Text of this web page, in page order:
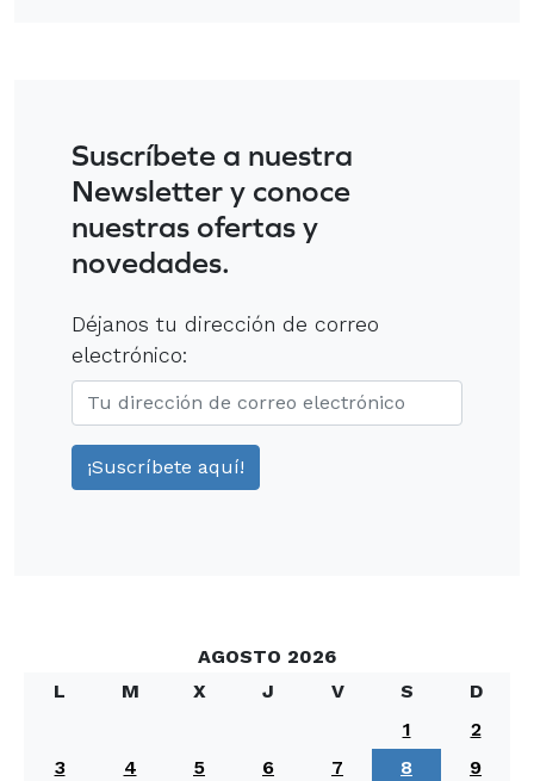
Suscríbete a nuestra
Newsletter y conoce
nuestras ofertas y
novedades.
Déjanos tu dirección de correo
electrónico:
AGOSTO 2026
L
M X J V S
D
1
2
3
4 5 6 7 8
9